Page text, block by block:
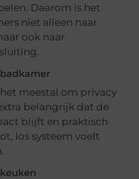
Daarom is het
niet alleen naar
ook naar
meestal om privacy
belangrijk dat de
blijft en praktisch
los systeem voelt